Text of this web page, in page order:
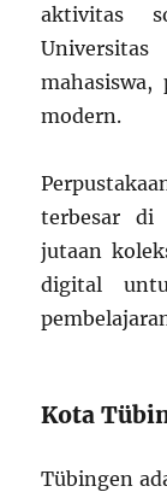
aktivitas
modern.
terbesar di
jutaan
digital
Kota
Tübingen